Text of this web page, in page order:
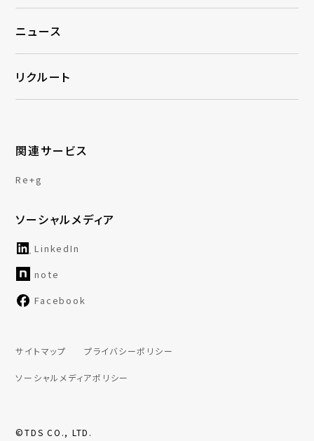
ニュース
リクルート
関連サービス
Re+g
ソーシャルメディア
LinkedIn
note
Facebook
サイトマップ プライバシーポリシー
ソーシャルメディアポリシー
©TDS CO., LTD.